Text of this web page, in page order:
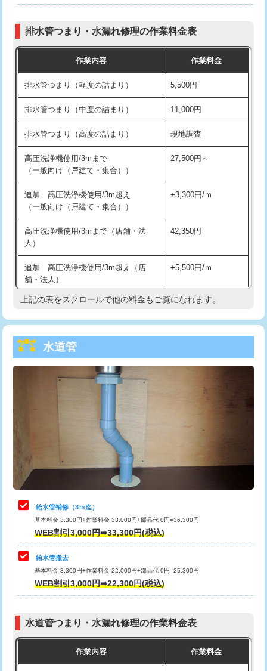
追加人工 16,500円
現場見積
※給水管工事は20mmまでの価格です。
交換・取付（その他部品） 11,000円+材料費
持込商品取付（単水栓） 13,200円
持込商品取付（混合水栓） 16,500円
持込商品取付（浄水器・分岐水栓） 16,500円
給水管工事※（ホール加工) 16,500円
給水管工事※（バンド止め) 3,300円
給水管工事※（支持金具設置)
給水管工事※（保温材使用（バンド止
め込み）)
5,500円
給水管工事※（土の掘削・埋め戻し作
業)
11,000円
給水管工事※（塩ビ管（VP・HI）使
用/3ｍまで)
33,000円
給水管工事※（塩ビ管（VP・HI）使
+8,800円
給水管工事※（ライニング鋼管・銅
管・ポリ管・HT管使用/3ｍまで)
給水管工事※（ライニング鋼管・銅
管・ポリ管・HT管使用/3ｍ超え)
排水管工事（土の掘削・埋め戻し作
11,000円~
排水管工事（排水管工事/3ｍまで） 55,000円
排水管工事（追加 排水管工事/3ｍ超
マス交換（土の掘削・埋め戻し作業）
マス交換（深さ50㎝未満）
マス交換（深さ50㎝以上）
コンクリート斫り（厚さ10㎝まで）
モルタル補修（厚さ10㎝超え） 38,500円
排水管つまり・水漏れ修理の作業料金表
作業内容 作業料金
排水管つまり（軽度の詰まり） 5,500円
排水管つまり（中度の詰まり） 11,000円
排水管つまり（高度の詰まり） 現地調査
高圧洗浄機使用/3mまで
（一般向け（戸建て・集合））
27,500円～
追加 高圧洗浄機使用/3m超え
（一般向け（戸建て・集合））
+3,300円/ｍ
高圧洗浄機使用/3mまで（店舗・法
人）
42,350円
追加 高圧洗浄機使用/3m超え（店
舗・法人）
+5,500円/ｍ
高度高圧洗浄換 現地調査
トーラー機使用/3mまで
追加トーラー機使用/3m超え
33,000円
8,800円
止水・漏水調査・防水処理・清掃・修
理・調整・分解・加工など（軽作業）
11,000円
止水・漏水調査・防水処理・清掃・修
理・調整・分解・加工など（中作業）
止水・漏水調査・防水処理・清掃・修
理・調整・分解・加工など（重作業）
33,000円
その他部品の脱着
交換・取付（タンク）
式）)
式・ワンホール）)
上記の表をスクロールで他の料金もご覧になれます。
水道管
給水管補修（3ｍ迄）
基本料金 3,300円+作業料金 33,000円+部品代 0円=36,300円
WEB割引3,000円➡33,300円(税込)
給水管撤去
基本料金 3,300円+作業料金 22,000円+部品代 0円=25,300円
WEB割引3,000円➡22,300円(税込)
水道管つまり・水漏れ修理の作業料金表
作業内容 作業料金